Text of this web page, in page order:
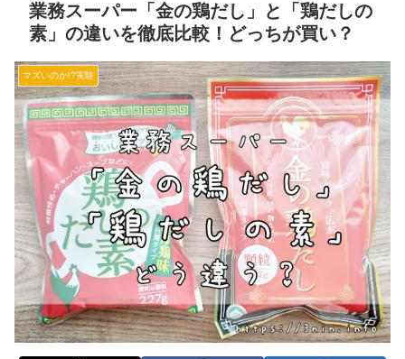
業務スーパー「金の鶏だし」と「鶏だしの
素」の違いを徹底比較！どっちが買い？
マズいのか!?実験